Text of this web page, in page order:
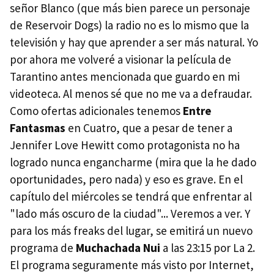
señor Blanco (que más bien parece un personaje
de Reservoir Dogs) la radio no es lo mismo que la
televisión y hay que aprender a ser más natural. Yo
por ahora me volveré a visionar la película de
Tarantino antes mencionada que guardo en mi
videoteca. Al menos sé que no me va a defraudar.
Como ofertas adicionales tenemos Entre
Fantasmas en Cuatro, que a pesar de tener a
Jennifer Love Hewitt como protagonista no ha
logrado nunca engancharme (mira que la he dado
oportunidades, pero nada) y eso es grave. En el
capítulo del miércoles se tendrá que enfrentar al
"lado más oscuro de la ciudad"... Veremos a ver. Y
para los más freaks del lugar, se emitirá un nuevo
programa de Muchachada Nui a las 23:15 por La 2.
El programa seguramente más visto por Internet,